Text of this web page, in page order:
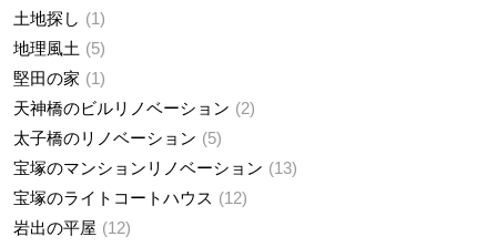
土地探し
1
地理風土
5
堅田の家
1
天神橋のビルリノベーション
2
太子橋のリノベーション
5
宝塚のマンションリノベーション
13
宝塚のライトコートハウス
12
岩出の平屋
12